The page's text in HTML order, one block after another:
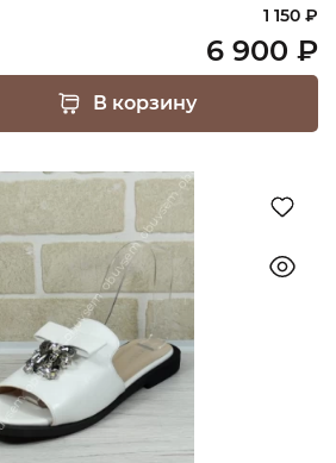
1 150 ₽
6 900 ₽
В корзину